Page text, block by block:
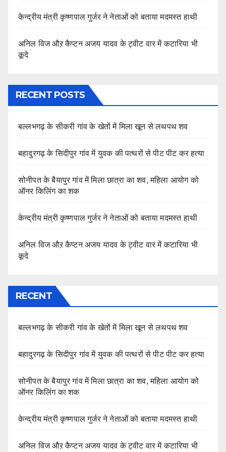
केन्द्रीय मंत्री कृष्णपाल गुर्जर ने नेताओं को बताया मदमस्त हाथी
अनिल विज औऱ कैप्टन अजय यादव के ट्वीट वार में कटारिया भी
कूदे
RECENT POSTS
बल्लभगढ़ के सीकरी गांव के खेतों में मिला खून से लथपथ शव
बहादुरगढ़ के सिदीपुर गांव में युवक की पत्थरों से पीट पीट कर हत्या
सोनीपत के बैयापुर गांव में मिला छात्रा का शव, महिला आयोग को
ऑनर किलिंग का शक
केन्द्रीय मंत्री कृष्णपाल गुर्जर ने नेताओं को बताया मदमस्त हाथी
अनिल विज औऱ कैप्टन अजय यादव के ट्वीट वार में कटारिया भी
कूदे
RECENT
बल्लभगढ़ के सीकरी गांव के खेतों में मिला खून से लथपथ शव
बहादुरगढ़ के सिदीपुर गांव में युवक की पत्थरों से पीट पीट कर हत्या
सोनीपत के बैयापुर गांव में मिला छात्रा का शव, महिला आयोग को
ऑनर किलिंग का शक
केन्द्रीय मंत्री कृष्णपाल गुर्जर ने नेताओं को बताया मदमस्त हाथी
अनिल विज औऱ कैप्टन अजय यादव के ट्वीट वार में कटारिया भी